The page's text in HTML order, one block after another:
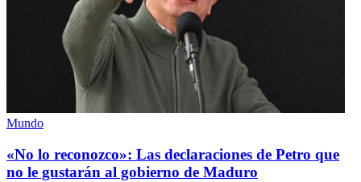
Mundo
«No lo reconozco»: Las declaraciones de Petro que
no le gustarán al gobierno de Maduro